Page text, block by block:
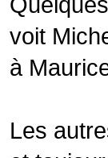
voit
à
Les